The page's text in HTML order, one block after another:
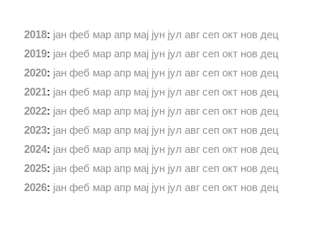
2018: јан феб мар апр мај јун јул авг сеп окт нов дец
2019: јан феб мар апр мај јун јул авг сеп окт нов дец
2020: јан феб мар апр мај јун јул авг сеп окт нов дец
2021: јан феб мар апр мај јун јул авг сеп окт нов дец
2022: јан феб мар апр мај јун јул авг сеп окт нов дец
2023: јан феб мар апр мај јун јул авг сеп окт нов дец
2024: јан феб мар апр мај јун јул авг сеп окт нов дец
2025: јан феб мар апр мај јун јул авг сеп окт нов дец
2026: јан феб мар апр мај јун јул авг сеп окт нов дец